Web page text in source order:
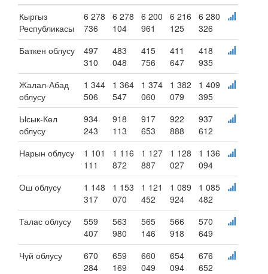
Кыргыз
Республикасы
6 278
736
6 278
104
6 200
961
6 216
125
6 280
326
Баткен облусу
497
310
483
048
415
756
411
647
418
935
Жалал-Абад
облусу
1 344
506
1 364
547
1 374
060
1 382
079
1 409
395
Ысык-Көл
облусу
934
243
918
113
917
653
922
888
937
612
Нарын облусу
1 101
111
1 116
872
1 127
887
1 128
027
1 136
094
Ош облусу
1 148
317
1 153
070
1 121
452
1 089
924
1 085
482
Талас облусу
559
407
563
980
565
146
566
918
570
649
Чүй облусу
670
284
659
169
660
049
654
094
676
652